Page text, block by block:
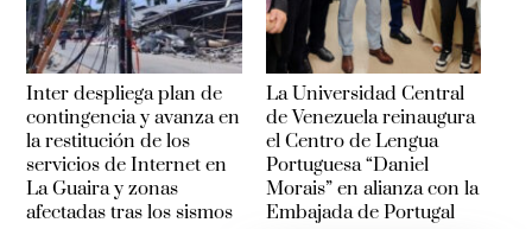
Inter despliega plan de
contingencia y avanza en
la restitución de los
servicios de Internet en
La Guaira y zonas
afectadas tras los sismos
La Universidad Central
de Venezuela reinaugura
el Centro de Lengua
Portuguesa “Daniel
Morais” en alianza con la
Embajada de Portugal